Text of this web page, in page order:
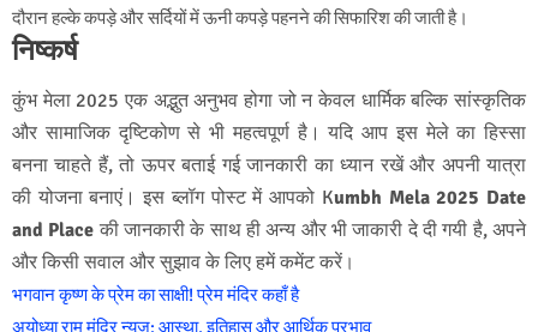
दौरान हल्के कपड़े और सर्दियों में ऊनी कपड़े पहनने की सिफारिश की जाती है।
निष्कर्ष
कुंभ मेला 2025 एक अद्भुत अनुभव होगा जो न केवल धार्मिक बल्कि सांस्कृतिक
और सामाजिक दृष्टिकोण से भी महत्वपूर्ण है। यदि आप इस मेले का हिस्सा
बनना चाहते हैं, तो ऊपर बताई गई जानकारी का ध्यान रखें और अपनी यात्रा
की योजना बनाएं। इस ब्लॉग पोस्ट में आपको Kumbh Mela 2025 Date
and Place की जानकारी के साथ ही अन्य और भी जाकारी दे दी गयी है, अपने
और किसी सवाल और सुझाव के लिए हमें कमेंट करें ।
भगवान कृष्ण के प्रेम का साक्षी! प्रेम मंदिर कहाँ है
अयोध्या राम मंदिर न्यूज़: आस्था, इतिहास और आर्थिक प्रभाव